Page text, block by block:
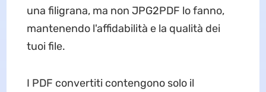
una filigrana, ma non JPG2PDF lo fanno,
mantenendo l'affidabilità e la qualità dei
tuoi file.
I PDF convertiti contengono solo il